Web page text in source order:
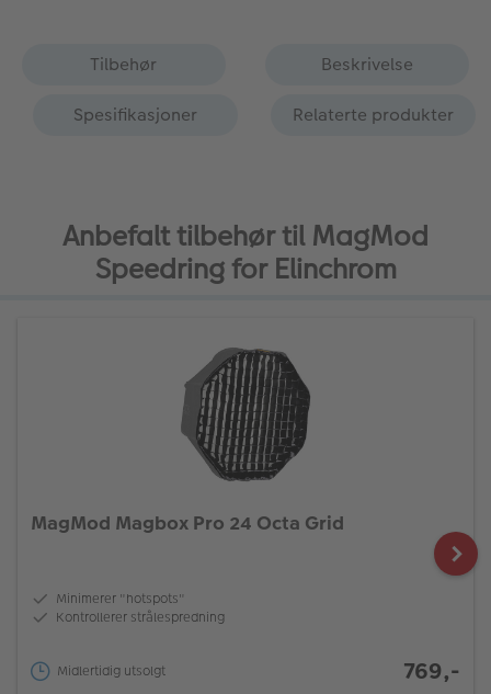
Tilbehør
Beskrivelse
Spesifikasjoner
Relaterte produkter
Anbefalt tilbehør til MagMod
Speedring for Elinchrom
MagMod Magbox Pro 24 Octa Grid
Minimerer "hotspots"
Kontrollerer strålespredning
Midlertidig utsolgt 769,-